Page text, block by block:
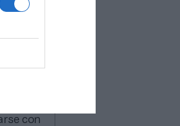
la
los
con